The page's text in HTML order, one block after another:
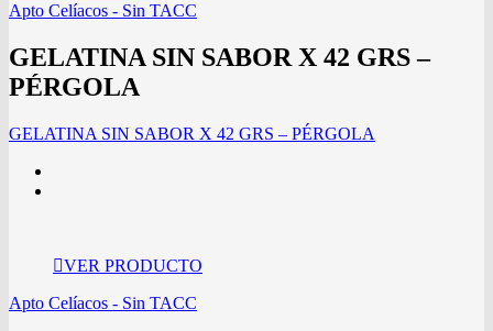
Apto Celíacos - Sin TACC
GELATINA SIN SABOR X 42 GRS –
PÉRGOLA
GELATINA SIN SABOR X 42 GRS – PÉRGOLA
VER PRODUCTO
Apto Celíacos - Sin TACC